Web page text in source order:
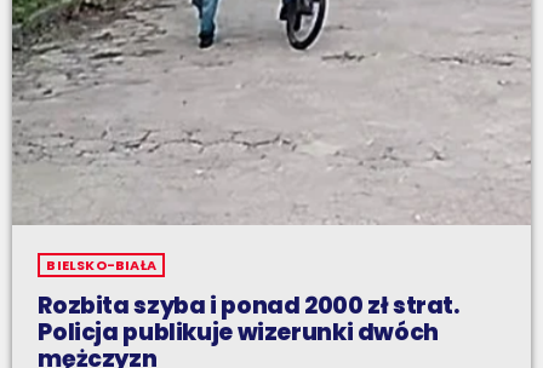
BIELSKO-BIAŁA
Rozbita szyba i ponad 2000 zł strat.
Policja publikuje wizerunki dwóch
mężczyzn